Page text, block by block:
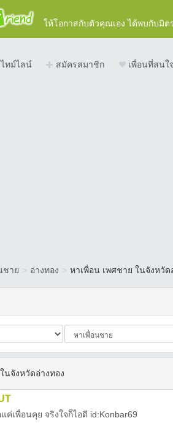
ให้โอกาสกับตัวคุณเอง ได้พบกับมิ
ไทม์ไลน์ สมัครสมาชิก เพื่อนที่สน
ชาย > อ่างทอง > หาเพื่อน เพศชาย ในจังหวัด
นจังหวัดอ่างทอง
ค่เพื่อนคุย จริงใจก็ไอดี id:Konbar69